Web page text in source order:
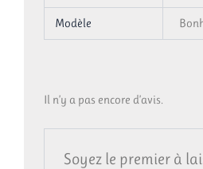
Modèle
Il n’y a pas encore d’avis.
Soyez le premier à